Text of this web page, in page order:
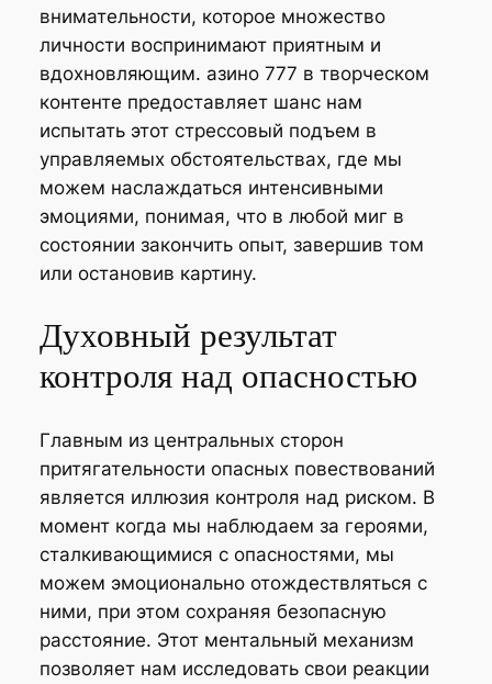
внимательности, которое множество
личности воспринимают приятным и
вдохновляющим. азино 777 в творческом
контенте предоставляет шанс нам
испытать этот стрессовый подъем в
управляемых обстоятельствах, где мы
можем наслаждаться интенсивными
эмоциями, понимая, что в любой миг в
состоянии закончить опыт, завершив том
или остановив картину.
Духовный результат
контроля над опасностью
Главным из центральных сторон
притягательности опасных повествований
является иллюзия контроля над риском. В
момент когда мы наблюдаем за героями,
сталкивающимися с опасностями, мы
можем эмоционально отождествляться с
ними, при этом сохраняя безопасную
расстояние. Этот ментальный механизм
позволяет нам исследовать свои реакции